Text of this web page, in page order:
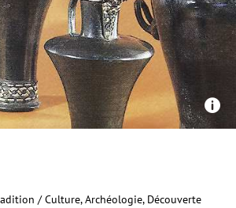
Mirabelle TV, Vosges Télévision Images
La Moselle celtique ou la rocambolesque
histoire des vases de Yutz

/ Culture, Archéologie, Découverte